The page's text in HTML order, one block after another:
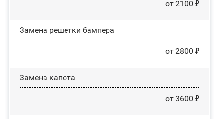
от 2100 ₽
Замена решетки бампера
от 2800 ₽
Замена капота
от 3600 ₽